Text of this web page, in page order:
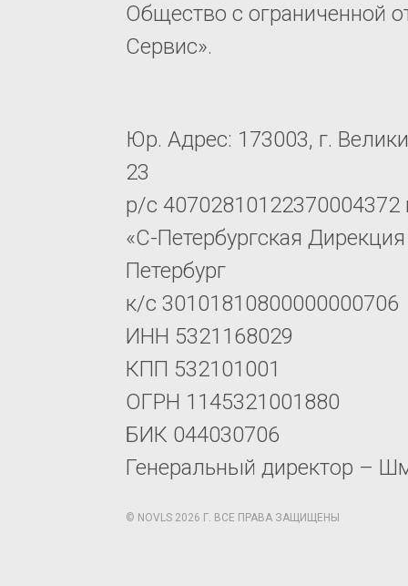
Общество с ограниченной
Сервис».
Юр. Адрес: 173003, г.
23
р/с
«С-Петербургская
Петербург
к/с 30101810800000000706
ИНН 5321168029
КПП 532101001
ОГРН 1145321001880
БИК 044030706
Генеральный директор –
© NOVLS 2026 Г. ВСЕ ПРАВА ЗАЩИЩЕНЫ